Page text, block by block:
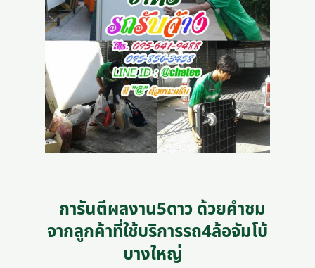
การันตีผลงาน5ดาว ด้วยคำชม
จากลูกค้าที่ใช้บริการรถ4ล้อจัมโบ้
บางใหญ่